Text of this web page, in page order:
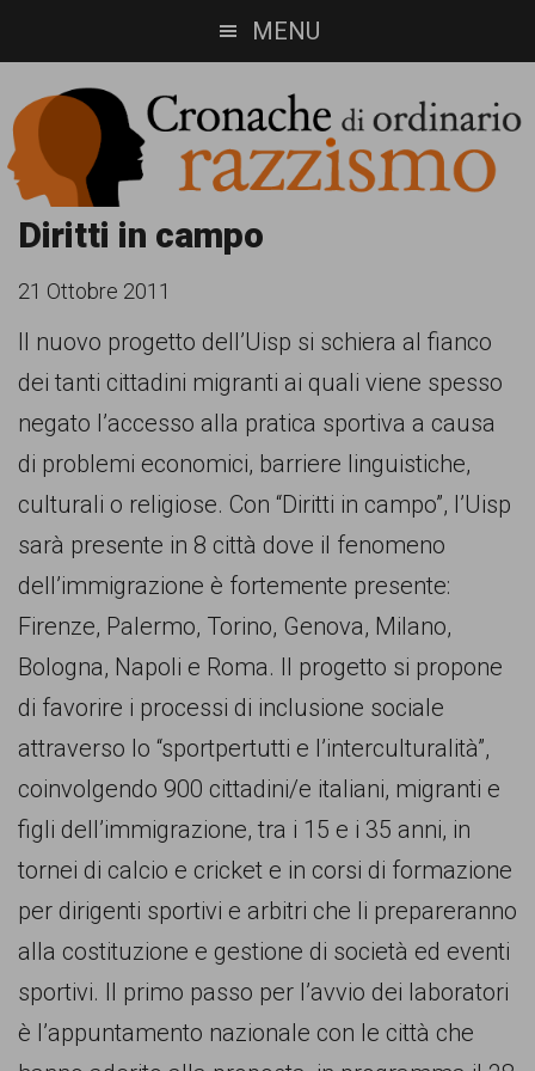
to
main
content
to
footer
MENU
Cronache
di
ordinario
razzismo
Cronachediordinariorazzismo.org
un
sito
informazione,
approfondimento
comunicazione
specificamente
dedicato
fenomeno
del
razzismo
curato
da
Lunaria
collaborazione
con
Diritti in campo
21 Ottobre 2011
Il nuovo progetto dell’Uisp si schiera al fianco
dei tanti cittadini migranti ai quali viene spesso
negato l’accesso alla pratica sportiva a causa
di problemi economici, barriere linguistiche,
culturali o religiose. Con “Diritti in campo”, l’Uisp
sarà presente in 8 città dove il fenomeno
dell’immigrazione è fortemente presente:
Firenze, Palermo, Torino, Genova, Milano,
Bologna, Napoli e Roma. Il progetto si propone
di favorire i processi di inclusione sociale
attraverso lo “sportpertutti e l’interculturalità”,
coinvolgendo 900 cittadini/e italiani, migranti e
figli dell’immigrazione, tra i 15 e i 35 anni, in
tornei di calcio e cricket e in corsi di formazione
per dirigenti sportivi e arbitri che li prepareranno
alla costituzione e gestione di società ed eventi
sportivi. Il primo passo per l’avvio dei laboratori
è l’appuntamento nazionale con le città che